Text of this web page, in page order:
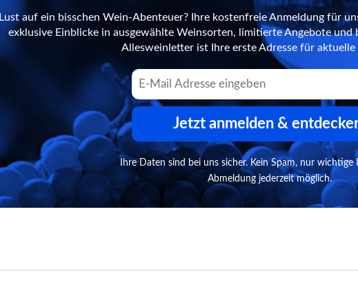
Lust auf ein bisschen Wein-Abenteuer? Ihre kostenfreie Anmeldung für
exklusive Einblicke in ausgewählte Weinsorten, limitierte Angebote und
Allesweinletter ist Ihre erste Adresse für aktuelle
Jetzt anmelden &
Ihre Daten sind bei uns sicher. Kein Spam, nur
Abmeldung jederzeit möglich.